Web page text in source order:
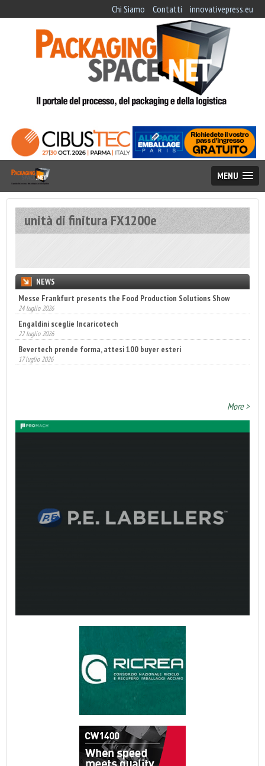
Chi Siamo Contatti innovativepress.eu
MENU
unità di finitura FX1200e
NEWS
Messe Frankfurt presents the Food Production Solutions Show
24 luglio 2026
Engaldini sceglie Incaricotech
22 luglio 2026
Bevertech prende forma, attesi 100 buyer esteri
17 luglio 2026
Fatturato record per l'industria cosmetica in Italia
More >